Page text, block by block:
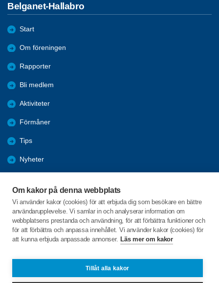
Om kakor på denna webbplats
Vi använder kakor (cookies) för att erbjuda dig som besökare en bättre
användarupplevelse. Vi samlar in och analyserar information om
webbplatsens prestanda och användning, för att förbättra funktioner och
för att förbättra och anpassa innehållet. Vi använder kakor (cookies) för
att kunna erbjuda anpassade annonser. Läs mer om kakor
Tillåt alla kakor
Belganet-Hallabro
Start
Om föreningen
Rapporter
Bli medlem
Aktiviteter
Förmåner
Tips
Nyheter
Bowling
C/o:Sven-Erik Fällgren